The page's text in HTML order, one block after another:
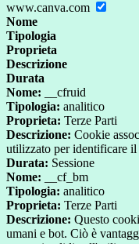
www.canva.com
Nome
Tipologia
Proprieta
Descrizione
Durata
Nome: __cfruid
Tipologia: analitico
Proprieta: Terze Parti
Descrizione: Cookie
utilizzato per identificare
Durata: Sessione
Nome: __cf_bm
Tipologia: analitico
Proprieta: Terze Parti
Descrizione: Questo
umani e bot. Ciò è